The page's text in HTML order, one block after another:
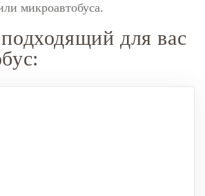
микроавтобуса.
для вас